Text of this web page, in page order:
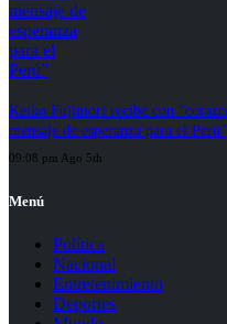
Keiko Fujimori recibe con
mensaje de esperanza para el Perú”
09:08 pm Ago 5th
Menú
Política
Nacional
Entretenimiento
Deportes